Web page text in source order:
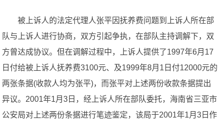
被上诉人的法定代理人张平因抚养费问题到上诉人所在部
队与上诉人进行协商，双方引起争执，在部队主持调解下，双
方曾达成协议。但在调解过程中，上诉人提供了1997年6月17
日付给被上诉人抚养费3100元、及1999年8月1日付12000元的
两张条据(收款人均为张平)，而张平对上述两份收款条据提出
异议。2001年1月3日，经上诉人所在部队委托，海南省三亚市
公安局对上述两份条据进行笔迹鉴定，该局于2001年1月3日作